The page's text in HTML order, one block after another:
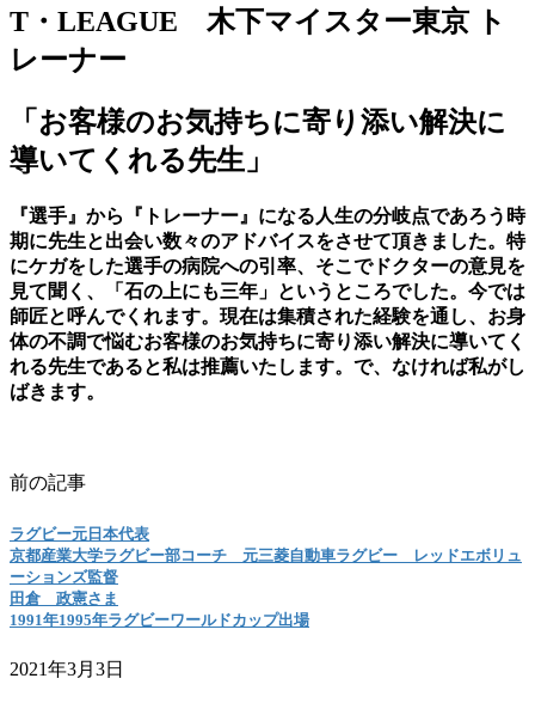
T・LEAGUE 木下マイスター東京 ト
レーナー
「お客様のお気持ちに寄り添い解決に
導いてくれる先生」
『選手』から『トレーナー』になる人生の分岐点であろう時
期に先生と出会い数々のアドバイスをさせて頂きました。特
にケガをした選手の病院への引率、そこでドクターの意見を
見て聞く、「石の上にも三年」というところでした。今では
師匠と呼んでくれます。現在は集積された経験を通し、お身
体の不調で悩むお客様のお気持ちに寄り添い解決に導いてく
れる先生であると私は推薦いたします。で、なければ私がし
ばきます。
前の記事
ラグビー元日本代表
京都産業大学ラグビー部コーチ 元三菱自動車ラグビー レッドエボリュ
ーションズ監督
田倉 政憲さま
1991年1995年ラグビーワールドカップ出場
2021年3月3日